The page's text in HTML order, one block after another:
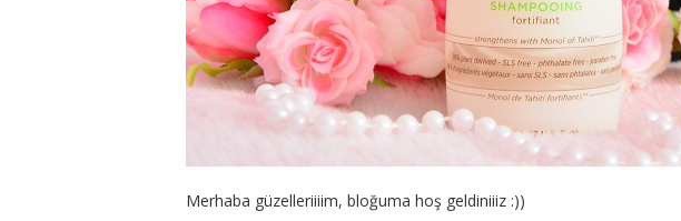
Merhaba güzelleriiiim, bloğuma hoş geldiniiiz :))